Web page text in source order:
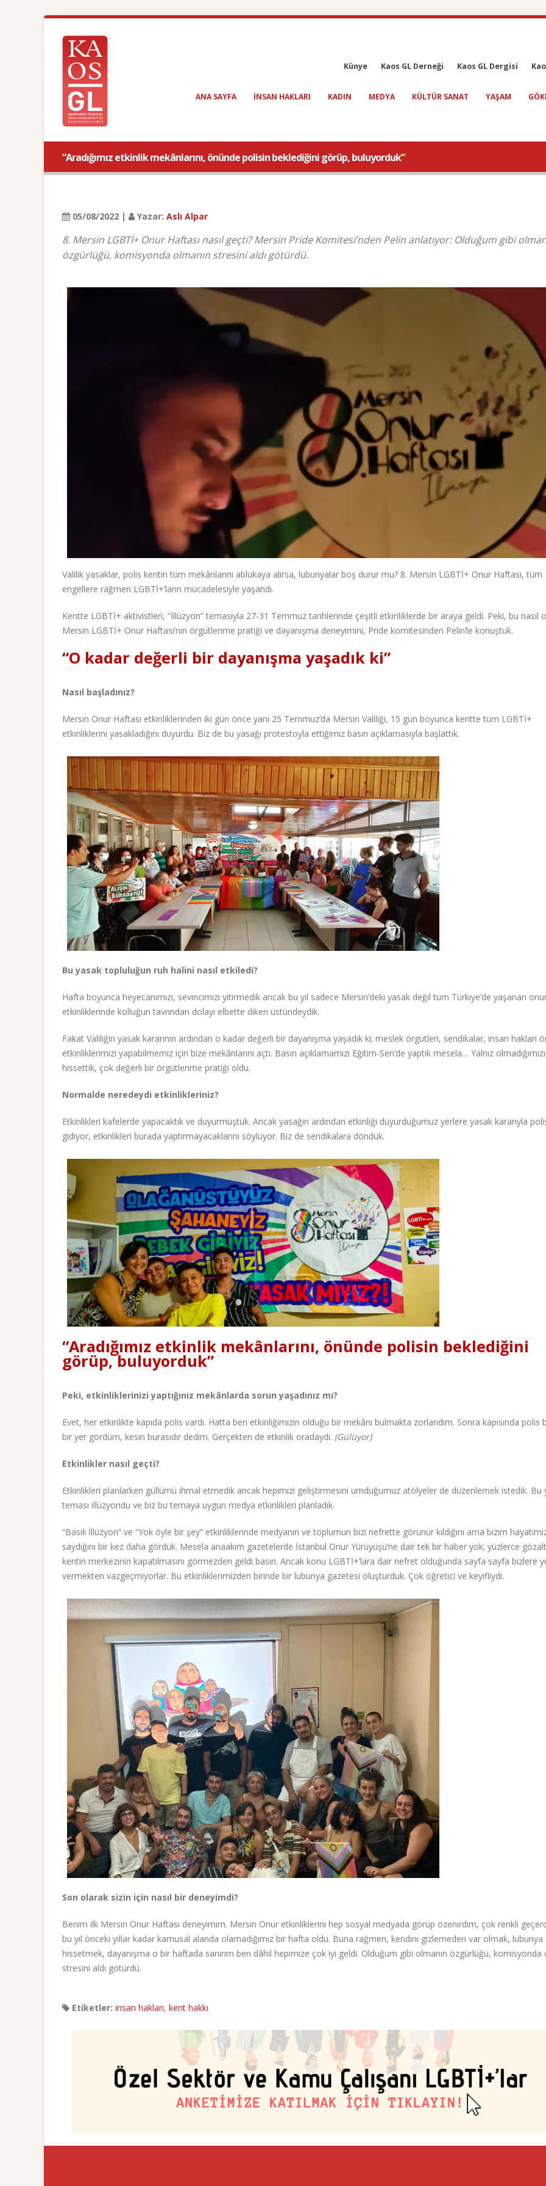
Künye Kaos GL Derneği Kaos GL Dergisi
ANA SAYFA INSAN HAKLARI KADIN MEDYA KÜLTÜR SANAT YAŞAM
“Aradığımız etkinlik mekânlarını, önünde polisin beklediğini görüp, buluyorduk”
05/08/2022 | Yazar: Aslı Alpar
8. Mersin LGBTİ+ Onur Haftası nasıl geçti? Mersin Pride Komitesi’nden Pelin anlatıyor: Olduğum gibi
özgürlüğü, komisyonda olmanın stresini aldı götürdü.
Valilik yasaklar, polis kentin tüm mekânlarını ablukaya alırsa, lubunyalar boş durur mu? 8. Mersin LGBTİ+ Onur Haftası, tüm
engellere rağmen LGBTİ+’ların mücadelesiyle yaşandı.
Kentte LGBTİ+ aktivistleri, “İllüzyon” temasıyla 27-31 Temmuz tarihlerinde çeşitli etkinliklerde bir araya geldi. Peki, bu nasıl
Mersin LGBTİ+ Onur Haftası’nın örgütlenme pratiği ve dayanışma deneyimini, Pride komitesinden Pelin’le konuştuk.
“O kadar değerli bir dayanışma yaşadık ki”
Nasıl başladınız?
Mersin Onur Haftası etkinliklerinden iki gün önce yani 25 Temmuz’da Mersin Valiliği, 15 gün boyunca kentte tüm LGBTİ+
etkinliklerini yasakladığını duyurdu. Biz de bu yasağı protestoyla ettiğimiz basın açıklamasıyla başlattık.
Bu yasak topluluğun ruh halini nasıl etkiledi?
Hafta boyunca heyecanımızı, sevincimizi yitirmedik ancak bu yıl sadece Mersin’deki yasak değil tüm Türkiye’de yaşanan
etkinliklerinde kolluğun tavrından dolayı elbette diken üstündeydik.
Fakat Valiliğin yasak kararının ardından o kadar değerli bir dayanışma yaşadık ki; meslek örgütleri, sendikalar, insan hakları
etkinliklerimizi yapabilmemiz için bize mekânlarını açtı. Basın açıklamamızı Eğitim-Sen’de yaptık mesela… Yalnız olmadığımızı
hissettik, çok değerli bir örgütlenme pratiği oldu.
Normalde neredeydi etkinlikleriniz?
Etkinlikleri kafelerde yapacaktık ve duyurmuştuk. Ancak yasağın ardından etkinliği duyurduğumuz yerlere yasak kararıyla
gidiyor, etkinlikleri burada yaptırmayacaklarını söylüyor. Biz de sendikalara döndük.
“Aradığımız etkinlik mekânlarını, önünde polisin beklediğini
görüp, buluyorduk”
Peki, etkinliklerinizi yaptığınız mekânlarda sorun yaşadınız mı?
Evet, her etkinlikte kapıda polis vardı. Hatta ben etkinliğimizin olduğu bir mekânı bulmakta zorlandım. Sonra kapısında polis
bir yer gördüm, kesin burasıdır dedim. Gerçekten de etkinlik oradaydı. (Gülüyor)
Etkinlikler nasıl geçti?
Etkinlikleri planlarken güllümü ihmal etmedik ancak hepimizi geliştirmesini umduğumuz atölyeler de düzenlemek istedik. Bu
teması illüzyondu ve biz bu temaya uygun medya etkinlikleri planladık.
“Basılı İllüzyon” ve “Yok öyle bir şey” etkinliklerinde medyanın ve toplumun bizi nefrette görünür kıldığını ama bizim
saydığını bir kez daha gördük. Mesela anaakım gazetelerde İstanbul Onur Yürüyüşü’ne dair tek bir haber yok; yüzlerce
kentin merkezinin kapatılmasını görmezden geldi basın. Ancak konu LGBTİ+’lara dair nefret olduğunda sayfa sayfa bizlere
vermekten vazgeçmiyorlar. Bu etkinliklerimizden birinde bir lubunya gazetesi oluşturduk. Çok öğretici ve keyifliydi.
Son olarak sizin için nasıl bir deneyimdi?
Benim ilk Mersin Onur Haftası deneyimim. Mersin Onur etkinliklerini hep sosyal medyada görüp özenirdim, çok renkli
bu yıl önceki yıllar kadar kamusal alanda olamadığımız bir hafta oldu. Buna rağmen, kendini gizlemeden var olmak, lubunya
hissetmek, dayanışma o bir haftada sanırım ben dâhil hepimize çok iyi geldi. Olduğum gibi olmanın özgürlüğü, komisyonda
stresini aldı götürdü.
Etiketler: insan hakları, kent hakkı